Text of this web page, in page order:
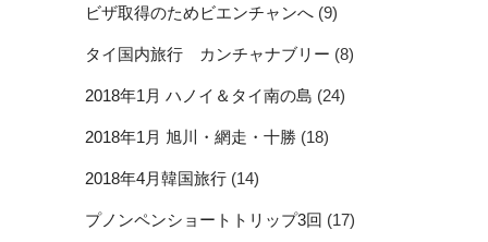
ビザ取得のためビエンチャンへ (9)
タイ国内旅行 カンチャナブリー (8)
2018年1月 ハノイ＆タイ南の島 (24)
2018年1月 旭川・網走・十勝 (18)
2018年4月韓国旅行 (14)
プノンペンショートトリップ3回 (17)